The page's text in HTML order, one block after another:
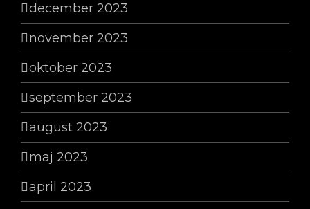
december 2023
november 2023
oktober 2023
september 2023
august 2023
maj 2023
april 2023